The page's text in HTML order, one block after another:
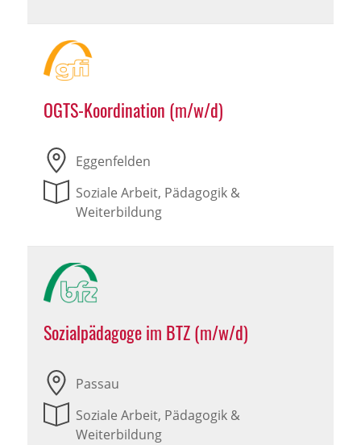
OGTS-Koordination (m/w/d)
Eggenfelden
Soziale Arbeit, Pädagogik &
Weiterbildung
Sozialpädagoge im BTZ (m/w/d)
Passau
Soziale Arbeit, Pädagogik &
Weiterbildung